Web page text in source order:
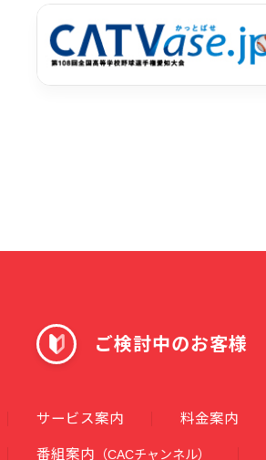
ご検討中のお客様
サービス案内 料金案内
番組案内 （CACチャンネル）